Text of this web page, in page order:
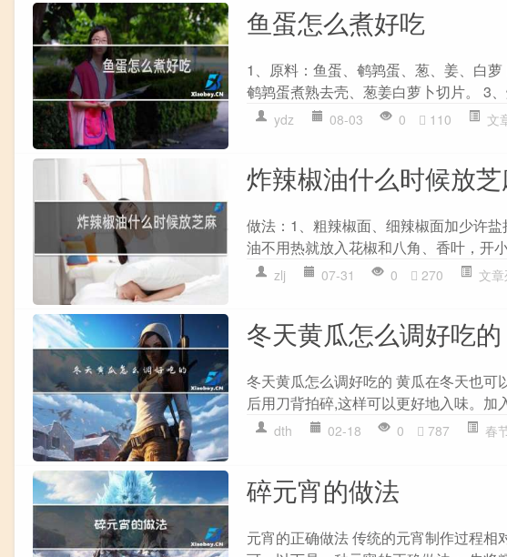
鱼蛋怎么煮好吃
1、原料：鱼蛋、鹌鹑蛋、葱、姜、白
鹌鹑蛋煮熟去壳、葱姜白萝卜切片。 3
ydz 08-03 0 110 文
炸辣椒油什么时候放
做法：1、粗辣椒面、细辣椒面加少许
油不用热就放入花椒和八角、香叶，开
zlj 07-31 0 270 文
冬天黄瓜怎么调好吃的
冬天黄瓜怎么调好吃的 黄瓜在冬天也可
后用刀背拍碎,这样可以更好地入味。加
dth 02-18 0 787 春
碎元宵的做法
元宵的正确做法 传统的元宵制作过程